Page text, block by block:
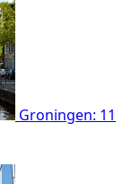
Groningen: 11